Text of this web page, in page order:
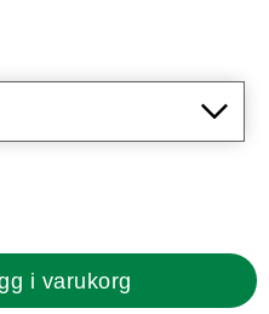
i varukorg